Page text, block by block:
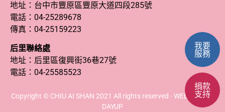
地址：台中市豐原區豐原大道四段285號
電話： 04-25289678
傳真：04-25159223
后里聯絡處
地址：后里區復興街36巷27號
電話： 04-25585523
Copyright © CHIU AI SHAN 2021 All rights reserved · WEB DESIGN
DAYUP
捐款
支持
我要
服務